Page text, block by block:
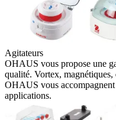
Agitateurs
OHAUS vous propose une
qualité. Vortex,
OHAUS vous
applications.